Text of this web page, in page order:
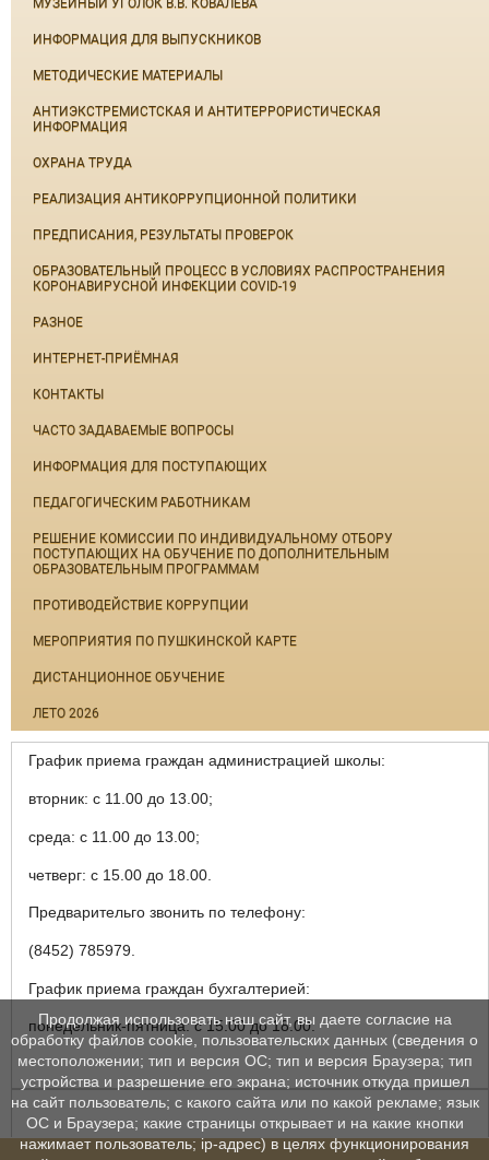
МУЗЕЙНЫЙ УГОЛОК В.В. КОВАЛЕВА
ИНФОРМАЦИЯ ДЛЯ ВЫПУСКНИКОВ
МЕТОДИЧЕСКИЕ МАТЕРИАЛЫ
АНТИЭКСТРЕМИСТСКАЯ И АНТИТЕРРОРИСТИЧЕСКАЯ
ИНФОРМАЦИЯ
ОХРАНА ТРУДА
РЕАЛИЗАЦИЯ АНТИКОРРУПЦИОННОЙ ПОЛИТИКИ
ПРЕДПИСАНИЯ, РЕЗУЛЬТАТЫ ПРОВЕРОК
ОБРАЗОВАТЕЛЬНЫЙ ПРОЦЕСС В УСЛОВИЯХ РАСПРОСТРАНЕНИЯ
КОРОНАВИРУСНОЙ ИНФЕКЦИИ COVID-19
РАЗНОЕ
ИНТЕРНЕТ-ПРИЁМНАЯ
КОНТАКТЫ
ЧАСТО ЗАДАВАЕМЫЕ ВОПРОСЫ
ИНФОРМАЦИЯ ДЛЯ ПОСТУПАЮЩИХ
ПЕДАГОГИЧЕСКИМ РАБОТНИКАМ
РЕШЕНИЕ КОМИССИИ ПО ИНДИВИДУАЛЬНОМУ ОТБОРУ
ПОСТУПАЮЩИХ НА ОБУЧЕНИЕ ПО ДОПОЛНИТЕЛЬНЫМ
ОБРАЗОВАТЕЛЬНЫМ ПРОГРАММАМ
ПРОТИВОДЕЙСТВИЕ КОРРУПЦИИ
МЕРОПРИЯТИЯ ПО ПУШКИНСКОЙ КАРТЕ
ДИСТАНЦИОННОЕ ОБУЧЕНИЕ
ЛЕТО 2026
График приема граждан администрацией школы:
вторник: с 11.00 до 13.00;
среда: с 11.00 до 13.00;
четверг: с 15.00 до 18.00.
Предварительго звонить по телефону:
(8452) 785979.
График приема граждан бухгалтерией:
понедельник-пятница: с 15.00 до 18.00.
Продолжая использовать наш сайт, вы даете согласие на
обработку файлов cookie, пользовательских данных (сведения о
местоположении; тип и версия ОС; тип и версия Браузера; тип
устройства и разрешение его экрана; источник откуда пришел
на сайт пользователь; с какого сайта или по какой рекламе; язык
ОС и Браузера; какие страницы открывает и на какие кнопки
нажимает пользователь; ip-адрес) в целях функционирования